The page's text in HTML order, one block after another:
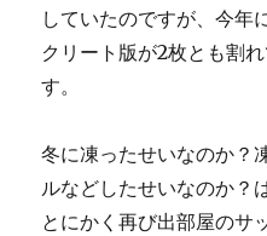
していたのですが、今年
クリート版が2枚とも割
す。
冬に凍ったせいなのか？
ルなどしたせいなのか？
とにかく再び出部屋のサ